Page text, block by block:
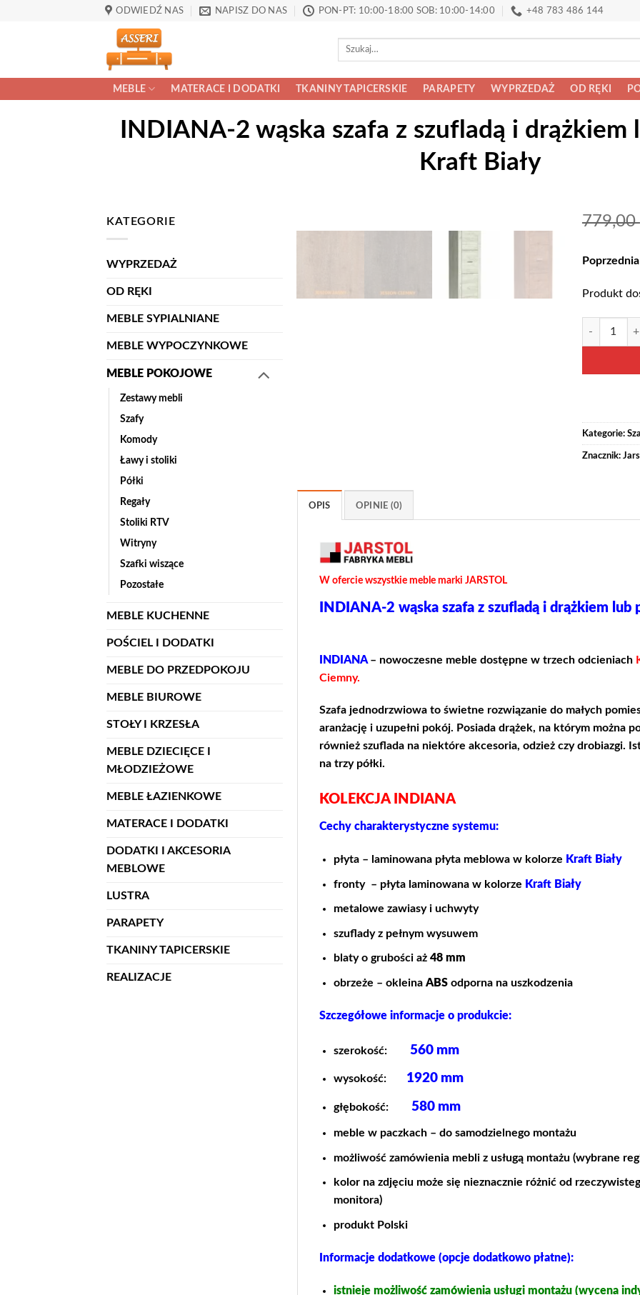
ODWIEDŹ NAS NAPISZ DO NAS PON-PT: 10:00-18:00 SOB: 10:00-14:00 +48 783 486 144
Szukaj:
MEBLE MATERACE I DODATKI TKANINY TAPICERSKIE PARAPETY WYPRZEDAŻ OD RĘKI
INDIANA-2 wąska szafa z szufladą i drążkiem
Kraft Biały
KATEGORIE
WYPRZEDAŻ
OD RĘKI
MEBLE SYPIALNIANE
MEBLE WYPOCZYNKOWE
MEBLE POKOJOWE
Zestawy mebli
Szafy
Komody
Ławy i stoliki
Półki
Regały
Stoliki RTV
Witryny
Szafki wiszące
Pozostałe
MEBLE KUCHENNE
POŚCIEL I DODATKI
MEBLE DO PRZEDPOKOJU
MEBLE BIUROWE
STOŁY I KRZESŁA
MEBLE DZIECIĘCE I
MŁODZIEŻOWE
MEBLE ŁAZIENKOWE
MATERACE I DODATKI
DODATKI I AKCESORIA
MEBLOWE
LUSTRA
PARAPETY
TKANINY TAPICERSKIE
REALIZACJE
779,00
Produkt
ilość
Alternative:
Kategorie:
Znacznik:
OPIS OPINIE (0)
W ofercie wszystkie meble marki JARSTOL
INDIANA-2 wąska szafa z szufladą i drążkiem lub
INDIANA – nowoczesne meble dostępne w trzech odcieniach
Ciemny.
Szafa jednodrzwiowa to świetne rozwiązanie do małych
aranżację i uzupełni pokój. Posiada drążek, na którym można
również szuflada na niektóre akcesoria, odzież czy drobiazgi.
na trzy półki.
KOLEKCJA INDIANA
Cechy charakterystyczne systemu:
płyta – laminowana płyta meblowa w kolorze Kraft Biały
fronty – płyta laminowana w kolorze Kraft Biały
metalowe zawiasy i uchwyty
szuflady z pełnym wysuwem
blaty o grubości aż 48 mm
obrzeże – okleinaABSodporna na uszkodzenia
Szczegółowe informacje o produkcie:
szerokość:560 mm
wysokość: 1920 mm
głębokość:580 mm
meble w paczkach – do samodzielnego montażu
możliwość zamówienia mebli z usługą montażu (wybrane
kolor na zdjęciu może się nieznacznie różnić od
monitora)
produkt Polski
Informacje dodatkowe (opcje dodatkowo płatne):
istnieje możliwość zamówienia usługi montażu (wycena